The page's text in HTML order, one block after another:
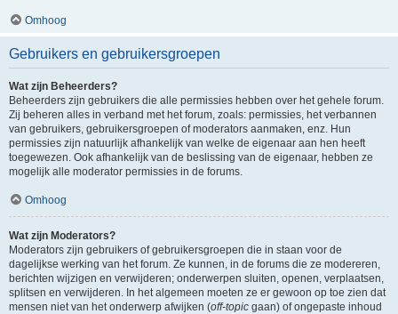
Omhoog
Gebruikers en gebruikersgroepen
Wat zijn Beheerders?
Beheerders zijn gebruikers die alle permissies hebben over het gehele forum.
Zij beheren alles in verband met het forum, zoals: permissies, het verbannen
van gebruikers, gebruikersgroepen of moderators aanmaken, enz. Hun
permissies zijn natuurlijk afhankelijk van welke de eigenaar aan hen heeft
toegewezen. Ook afhankelijk van de beslissing van de eigenaar, hebben ze
mogelijk alle moderator permissies in de forums.
Omhoog
Wat zijn Moderators?
Moderators zijn gebruikers of gebruikersgroepen die in staan voor de
dagelijkse werking van het forum. Ze kunnen, in de forums die ze modereren,
berichten wijzigen en verwijderen; onderwerpen sluiten, openen, verplaatsen,
splitsen en verwijderen. In het algemeen moeten ze er gewoon op toe zien dat
mensen niet van het onderwerp afwijken (off-topic gaan) of ongepaste inhoud